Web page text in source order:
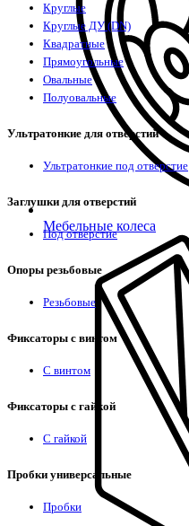
Мебельные колеса
Круглые
Круглые ДУ (DN)
Квадратные
Прямоугольные
Овальные
Полуовальные
Ультратонкие для отверстий
Ультратонкие под отверстие
Заглушки для отверстий
Под отверстие
Опоры резьбовые
Резьбовые
Фиксаторы с винтом
С винтом
Фиксаторы с гайкой
С гайкой
Пробки универсальные
Пробки